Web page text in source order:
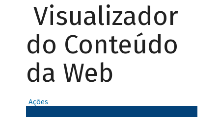
Visualizador
do Conteúdo
da Web
Ações